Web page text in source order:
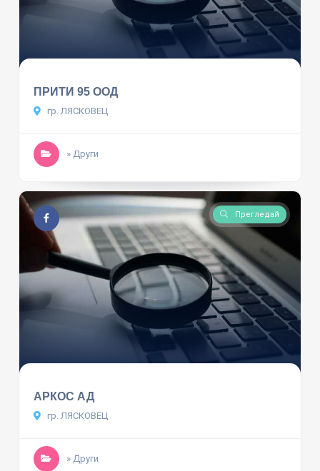
ПРИТИ 95 ООД
гр. ЛЯСКОВЕЦ
» Други
Прегледай
АРКОС АД
гр. ЛЯСКОВЕЦ
» Други